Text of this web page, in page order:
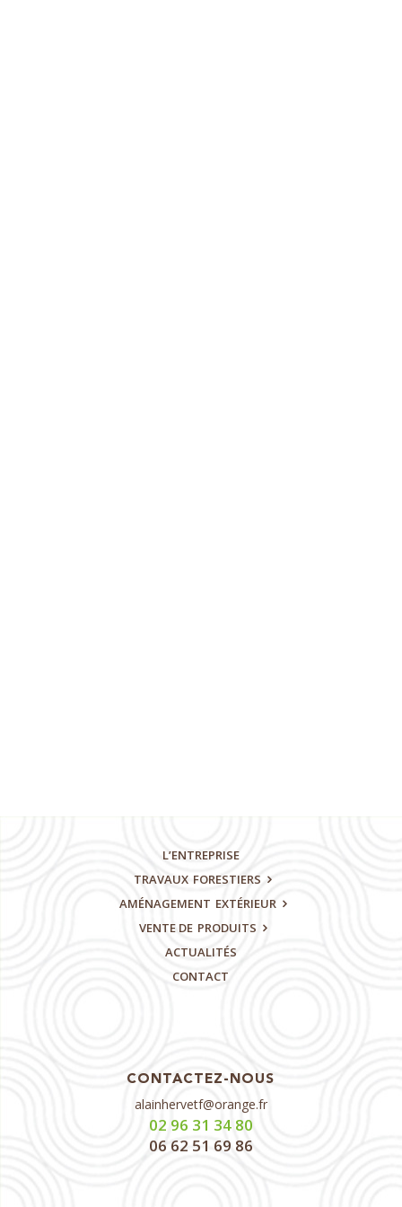
L’ENTREPRISE
TRAVAUX FORESTIERS
AMÉNAGEMENT EXTÉRIEUR
VENTE DE PRODUITS
ACTUALITÉS
CONTACT
CONTACTEZ-NOUS
alainhervetf@orange.fr
02 96 31 34 80
06 62 51 69 86